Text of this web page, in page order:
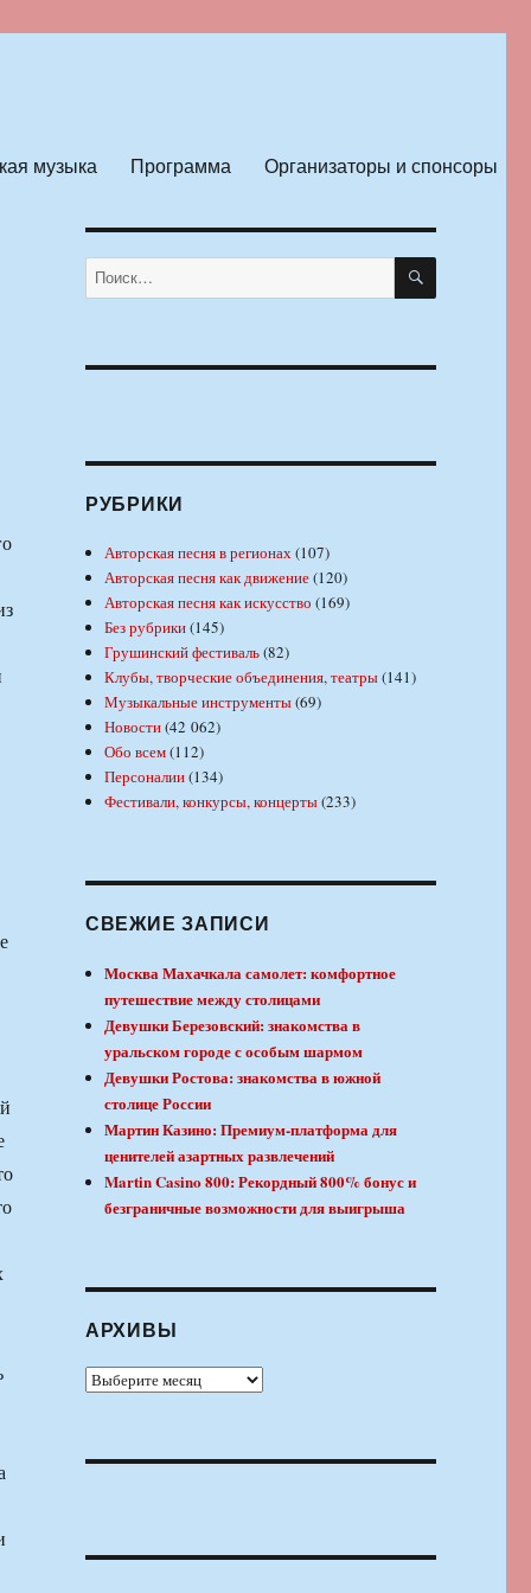
музыка Программа Организаторы и спонсоры
Искать: ПОИСК
РУБРИКИ
Авторская песня в регионах(107)
Авторская песня как движение(120)
Авторская песня как искусство (169)
Без рубрики(145)
Грушинский фестиваль(82)
Клубы, творческие объединения, театры(141)
Музыкальные инструменты(69)
Новости(42 062)
Обо всем(112)
Персоналии(134)
Фестивали, конкурсы, концерты(233)
СВЕЖИЕ ЗАПИСИ
Москва Махачкала самолет: комфортное
путешествие между столицами
Девушки Березовский: знакомства в
уральском городе с особым шармом
Девушки Ростова: знакомства в южной
столице России
Мартин Казино: Премиум-платформа для
ценителей азартных развлечений
Martin Casino 800: Рекордный 800% бонус и
безграничные возможности для выигрыша
АРХИВЫ
Архивы